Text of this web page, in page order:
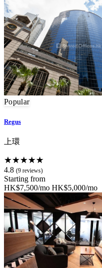
Popular
Regus
上環
★★★★★
4.8 (9 reviews)
Starting from
HK$7,500/mo HK$5,000/mo